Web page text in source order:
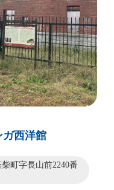
ガ西洋館
町字長山前2240番